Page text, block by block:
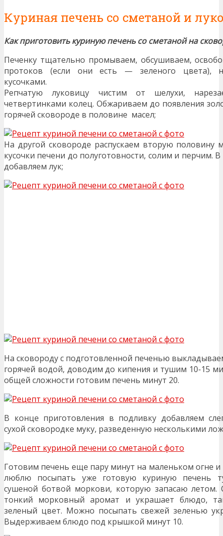
Куриная печень со сметаной и
Как приготовить куриную печень со сметаной на
Печенку тщательно промываем, обсушиваем,
протоков (если они есть — зеленого цвета),
кусочками.
Репчатую луковицу чистим от шелухи,
четвертинками колец. Обжариваем до появления
горячей сковороде в половине масел;
На другой сковороде распускаем вторую половину
кусочки печени до полуготовности, солим и перчим.
добавляем лук;
На сковороду с подготовленной печенью
горячей водой, доводим до кипения и тушим 10-15
общей сложности готовим печень минут 20.
В конце приготовления в подливку добавляем
сухой сковородке муку, разведенную несколькими
Готовим печень еще пару минут на маленьком огне
люблю посыпать уже готовую куриную печень
сушеной ботвой моркови, которую запасаю летом.
тонкий морковный аромат и украшает блюдо,
зеленый цвет. Можно посыпать свежей зеленью
Выдерживаем блюдо под крышкой минут 10.